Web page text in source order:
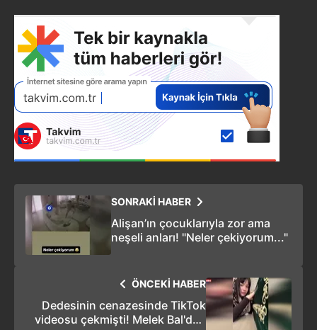
SONRAKİ HABER
Alişan’ın çocuklarıyla zor ama
neşeli anları! "Neler çekiyorum..."
ÖNCEKİ HABER
Dedesinin cenazesinde TikTok
videosu çekmişti! Melek Bal'dan